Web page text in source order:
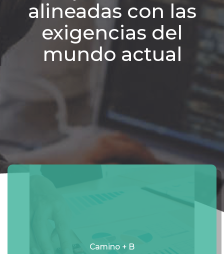
alineadas con las
exigencias del
mundo actual
Camino + B
Ver curso